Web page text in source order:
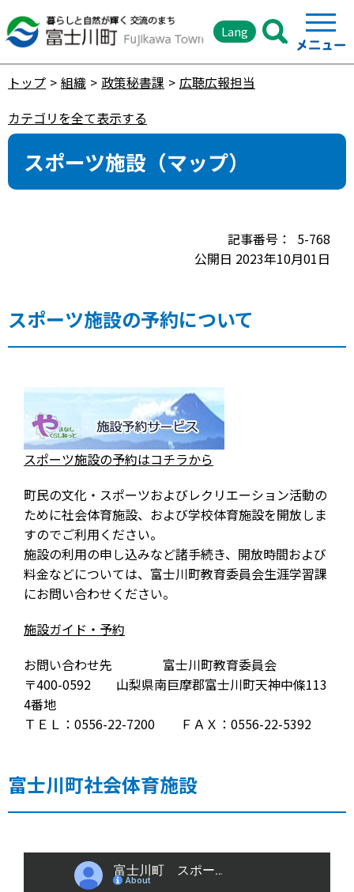
Lang
トップ 組織 政策秘書課
広聴広報担当
カテゴリを全て表示する
スポーツ施設（マップ）
5-768
公開日 2023年10月01日
スポーツ施設の予約について
スポーツ施設の予約はコチラから
町民の文化・スポーツおよびレクリエーション活動の
ために社会体育施設、および学校体育施設を開放しま
すのでご利用ください。
施設の利用の申し込みなど諸手続き、開放時間および
料金などについては、富士川町教育委員会生涯学習課
にお問い合わせください。
施設ガイド・予約
お問い合わせ先 富士川町教育委員会
〒400-0592 山梨県南巨摩郡富士川町天神中條113
4番地
ＴＥＬ：0556-22-7200 ＦＡＸ：0556-22-5392
富士川町社会体育施設